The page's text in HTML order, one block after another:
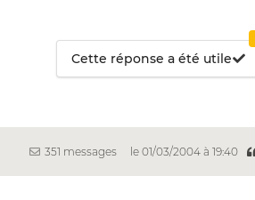
Cette réponse a été utile
351 messages le 01/03/2004 à 19:40